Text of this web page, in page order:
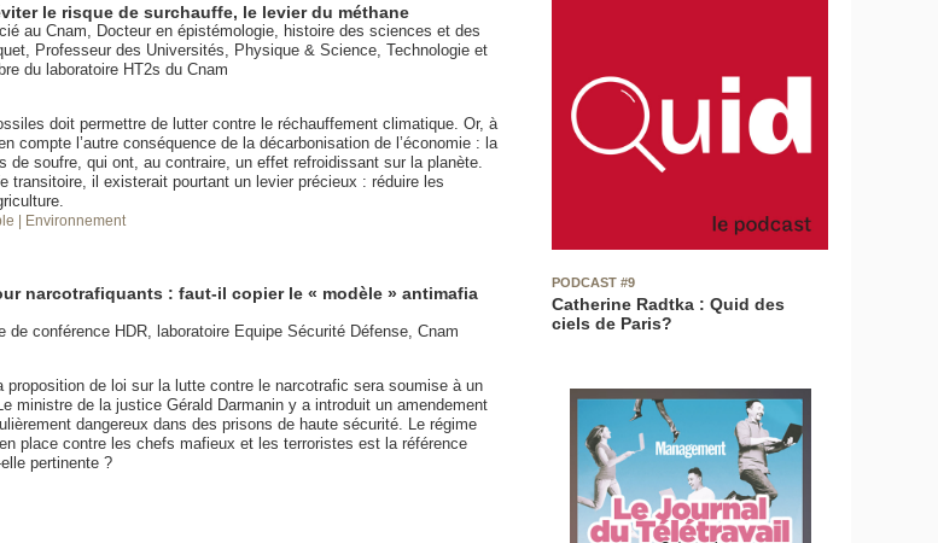
le risque de surchauffe, le levier du méthane
au Cnam, Docteur en épistémologie, histoire des sciences et des
Professeur des Universités, Physique & Science, Technologie et
du laboratoire HT2s du Cnam
doit permettre de lutter contre le réchauffement climatique. Or, à
compte l’autre conséquence de la décarbonisation de l’économie : la
de soufre, qui ont, au contraire, un effet refroidissant sur la planète.
transitoire, il existerait pourtant un levier précieux : réduire les
| Environnement
narcotrafiquants : faut-il copier le « modèle » antimafia
de conférence HDR, laboratoire Equipe Sécurité Défense, Cnam
proposition de loi sur la lutte contre le narcotrafic sera soumise à un
ministre de la justice Gérald Darmanin y a introduit un amendement
dangereux dans des prisons de haute sécurité. Le régime
place contre les chefs mafieux et les terroristes est la référence
pertinente ?
PODCAST #9
Catherine Radtka : Quid des
ciels de Paris?